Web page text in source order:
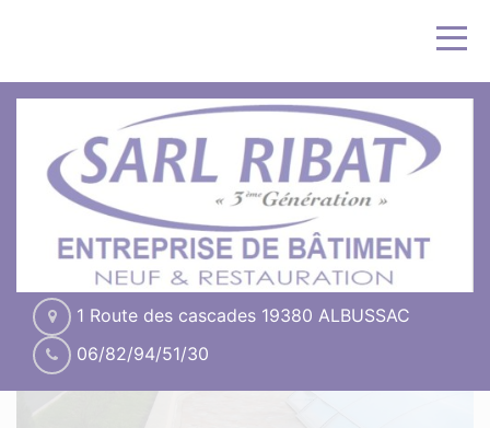
1 Route des cascades 19380 ALBUSSAC
06/82/94/51/30